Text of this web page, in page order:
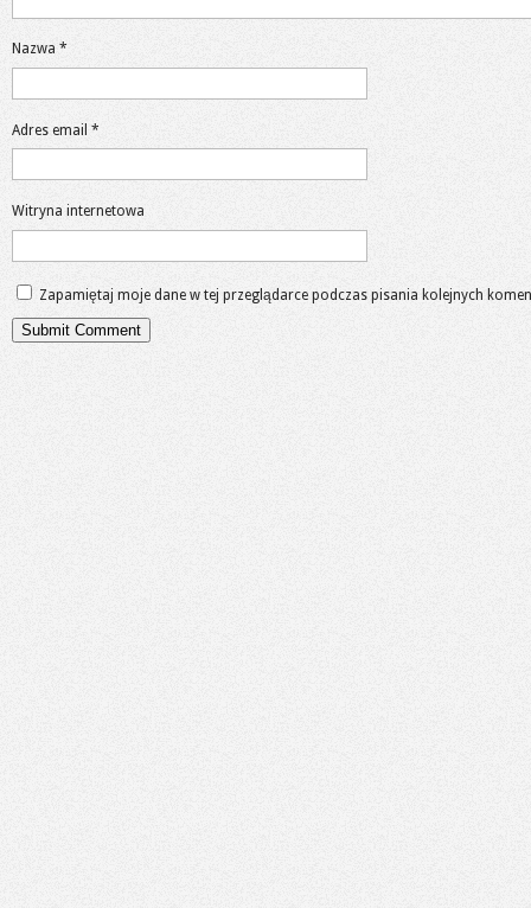
Nazwa *
Adres email *
Witryna internetowa
Zapamiętaj moje dane w tej przeglądarce podczas pisania kolejnych